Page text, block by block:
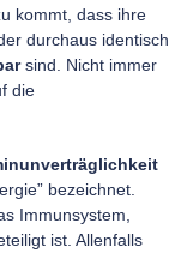
kommt, dass ihre
durchaus identisch
sind. Nicht immer
die
bezeichnet.
Immunsystem,
ist. Allenfalls